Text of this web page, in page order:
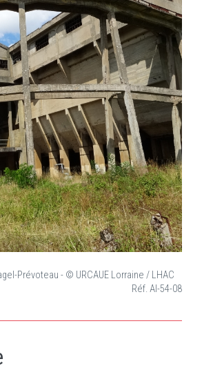
Prévoteau - © URCAUE Lorraine / LHAC
Réf. AI-54-08